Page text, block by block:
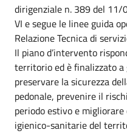
dirigenziale n. 389 del
VI e segue le linee guida
Relazione Tecnica di
Il piano d’intervento
territorio ed è finalizzato
preservare la sicurezza
pedonale, prevenire il
periodo estivo e
igienico-sanitarie del